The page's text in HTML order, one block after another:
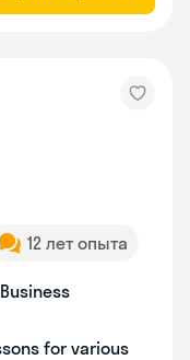
12 лет опыта
for various